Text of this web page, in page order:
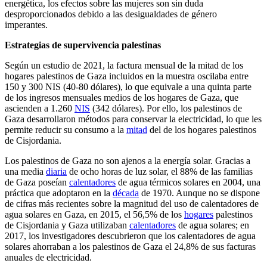
energética, los efectos sobre las mujeres son sin duda
desproporcionados debido a las desigualdades de género
imperantes.
Estrategias de supervivencia palestinas
Según un estudio de 2021, la factura mensual de la mitad de los
hogares palestinos de Gaza incluidos en la muestra oscilaba entre
150 y 300 NIS (40-80 dólares), lo que equivale a una quinta parte
de los ingresos mensuales medios de los hogares de Gaza, que
ascienden a 1.260 NIS (342 dólares). Por ello, los palestinos de
Gaza desarrollaron métodos para conservar la electricidad, lo que les
permite reducir su consumo a la mitad del de los hogares palestinos
de Cisjordania.
Los palestinos de Gaza no son ajenos a la energía solar. Gracias a
una media diaria de ocho horas de luz solar, el 88% de las familias
de Gaza poseían calentadores de agua térmicos solares en 2004, una
práctica que adoptaron en la década de 1970. Aunque no se dispone
de cifras más recientes sobre la magnitud del uso de calentadores de
agua solares en Gaza, en 2015, el 56,5% de los hogares palestinos
de Cisjordania y Gaza utilizaban calentadores de agua solares; en
2017, los investigadores descubrieron que los calentadores de agua
solares ahorraban a los palestinos de Gaza el 24,8% de sus facturas
anuales de electricidad.